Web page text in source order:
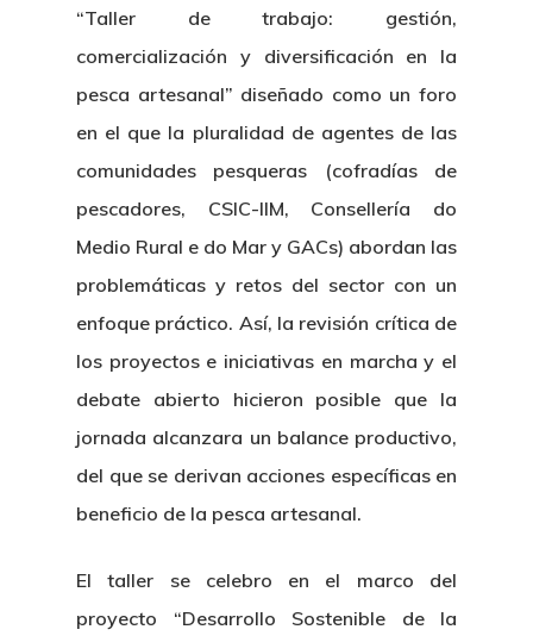
“Taller de trabajo: gestión,
comercialización y diversificación en la
pesca artesanal” diseñado como un foro
en el que la pluralidad de agentes de las
comunidades pesqueras (cofradías de
pescadores, CSIC-IIM, Consellería do
Medio Rural e do Mar y GACs) abordan las
problemáticas y retos del sector con un
enfoque práctico. Así, la revisión crítica de
los proyectos e iniciativas en marcha y el
debate abierto hicieron posible que la
jornada alcanzara un balance productivo,
del que se derivan acciones específicas en
beneficio de la pesca artesanal.
El taller se celebro en el marco del
proyecto “Desarrollo Sostenible de la